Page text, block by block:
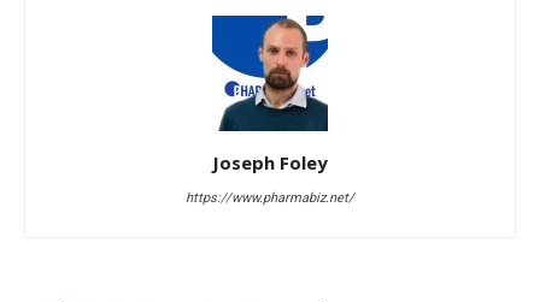
Joseph Foley
https://www.pharmabiz.net/